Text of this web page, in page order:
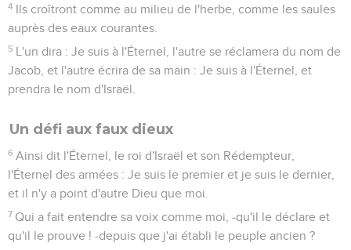
4 Ils croîtront comme au milieu de l'herbe, comme les saules
auprès des eaux courantes.
5 L'un dira : Je suis à l'Éternel, l'autre se réclamera du nom de
Jacob, et l'autre écrira de sa main : Je suis à l'Éternel, et
prendra le nom d'Israël.
Un défi aux faux dieux
6 Ainsi dit l'Éternel, le roi d'Israël et son Rédempteur,
l'Éternel des armées : Je suis le premier et je suis le dernier,
et il n'y a point d'autre Dieu que moi.
7 Qui a fait entendre sa voix comme moi, -qu'il le déclare et
qu'il le prouve ! -depuis que j'ai établi le peuple ancien ?